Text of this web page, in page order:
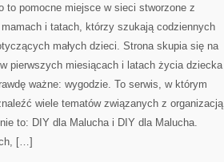
to pomocne miejsce w sieci stworzone z
i tatach, którzy szukają codziennych
małych dzieci. Strona skupia się na
pierwszych miesiącach i latach życia dziecka
ważne: wygodzie. To serwis, w którym
wiele tematów związanych z organizacją
to: DIY dla Malucha i DIY dla Malucha.
[…]